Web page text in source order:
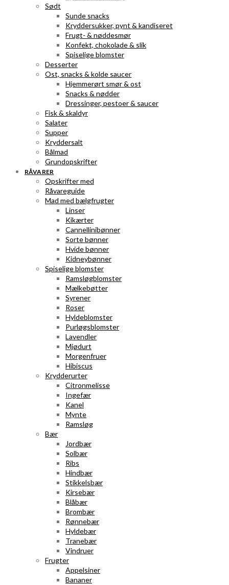
Sødt
Sunde snacks
Kryddersukker, pynt & kandiseret
Frugt- & nøddesmør
Konfekt, chokolade & slik
Spiselige blomster
Desserter
Ost, snacks & kolde saucer
Hjemmerørt smør & ost
Snacks & nødder
Dressinger, pestoer & saucer
Fisk & skaldyr
Salater
Supper
Kryddersalt
Bålmad
Grundopskrifter
RÅVARER
Opskrifter med
Råvareguide
Mad med bælgfrugter
Linser
Kikærter
Cannellinibønner
Sorte bønner
Hvide bønner
Kidneybønner
Spiselige blomster
Ramsløgblomster
Mælkebøtter
Syrener
Roser
Hyldeblomster
Purløgsblomster
Lavendler
Mjødurt
Morgenfruer
Hibiscus
Krydderurter
Citronmelisse
Ingefær
Kanel
Mynte
Ramsløg
Bær
Jordbær
Solbær
Ribs
Hindbær
Stikkelsbær
Kirsebær
Blåbær
Brombær
Rønnebær
Hyldebær
Tranebær
Vindruer
Frugter
Appelsiner
Bananer